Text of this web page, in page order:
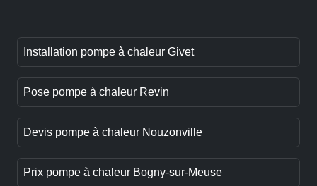
Installation pompe à chaleur Givet
Pose pompe à chaleur Revin
Devis pompe à chaleur Nouzonville
Prix pompe à chaleur Bogny-sur-Meuse